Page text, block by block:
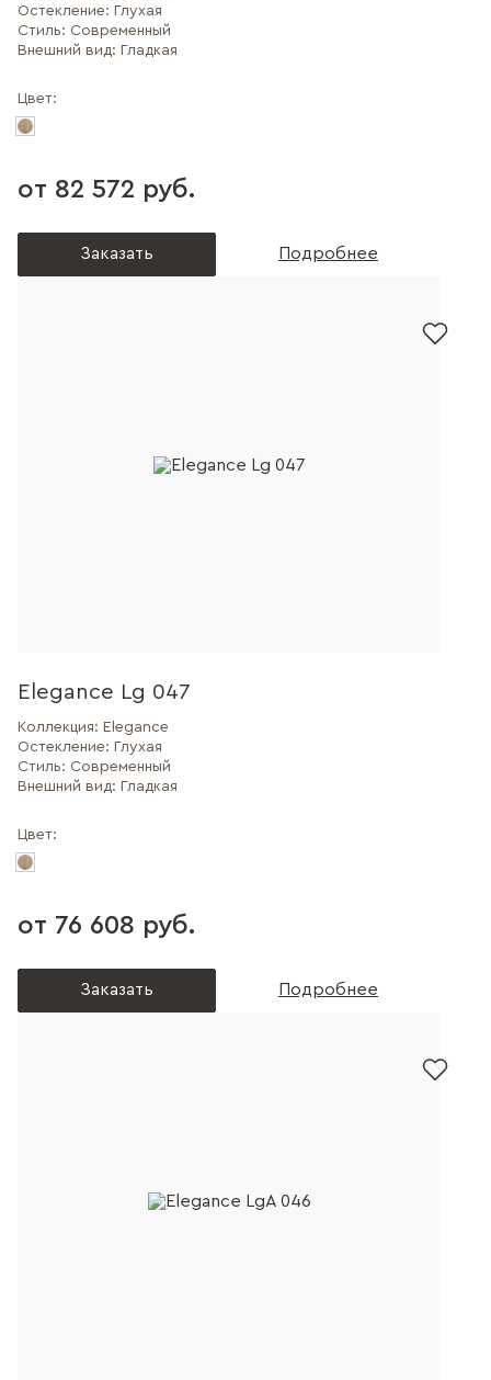
Остекление: Глухая
Стиль: Современный
Внешний вид: Гладкая
Цвет:
от 82 572 руб.
Заказать Подробнее
Elegance Lg 047
Коллекция: Elegance
Остекление: Глухая
Стиль: Современный
Внешний вид: Гладкая
Цвет:
от 76 608 руб.
Заказать Подробнее